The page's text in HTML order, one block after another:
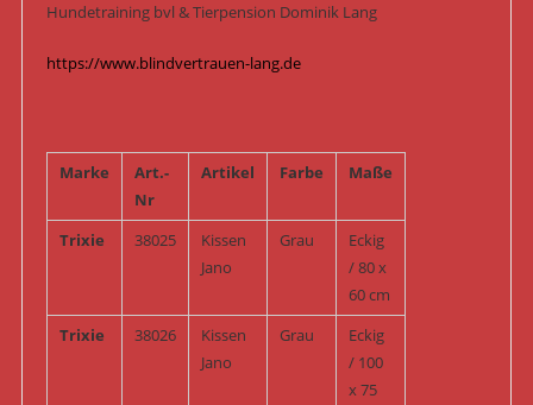
Hundetraining bvl & Tierpension Dominik Lang
https://www.blindvertrauen-lang.de
Marke
Art.-
Nr
Artikel Farbe Maße
Trixie 38025
Kissen
Jano
Grau
Eckig
/ 80 x
60 cm
Trixie
38026
Kissen
Jano
Grau
Eckig
/ 100
x 75